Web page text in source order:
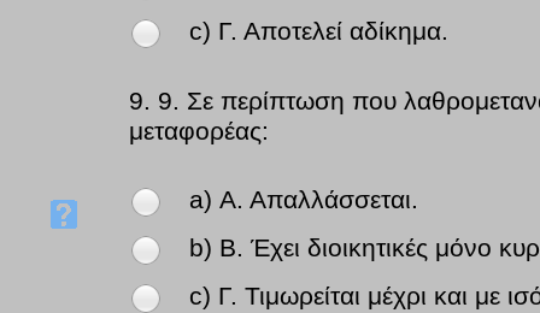
c) Γ. Αποτελεί αδίκημα.
9. 9. Σε περίπτωση που
μεταφορέας:
a) Α. Απαλλάσσεται.
b) Β. Έχει διοικητικές μόνο
c) Γ. Τιμωρείται μέχρι και με